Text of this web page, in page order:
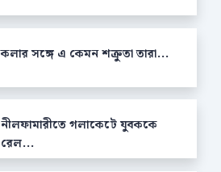
কলার সঙ্গে এ কেমন শক্রুতা তারা...
নীলফামারীতে গলাকেটে যুবককে
রেল...